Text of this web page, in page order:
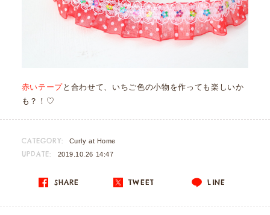
赤いテープと合わせて、いちご色の小物を作っても楽しいか
も？！♡
CATEGORY: Curly at Home
UPDATE: 2019.10.26 14:47
SHARE TWEET LINE